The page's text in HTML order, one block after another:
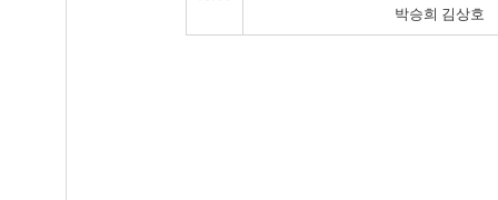
박승희 김상호